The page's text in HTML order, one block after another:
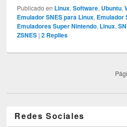
Publicado en Linux,Software, Ubuntu,
Emulador SNES para Linux, Emulador
Emuladores Super Nintendo, Linux,
ZSNES |2 Replies
Redes Sociales